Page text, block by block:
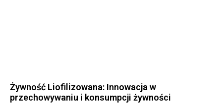
Żywność Liofilizowana: Innowacja w
przechowywaniu i konsumpcji żywności